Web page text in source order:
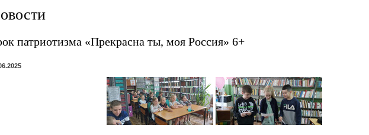
патриотизма «Прекрасна ты, моя Россия» 6+